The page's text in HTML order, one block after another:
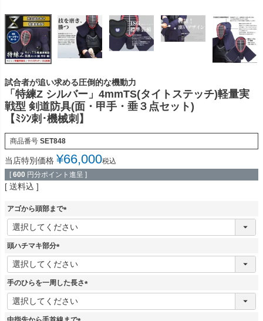
試合者が追い求める圧倒的な機動力
「特練Z シルバー」4mmTS(タイトステッチ)軽量実
戦型 剣道防具(面・甲手・垂３点セット)
【ﾐｼﾝ刺･機械刺】
商品番号 SET848
当店特別価格 ¥66,000税込
[ 600 円分ポイント進呈 ]
送料込
アゴから頭部まで
(
必
頭ハチマキ部分
(
必
須
手のひらを一周した長さ
(